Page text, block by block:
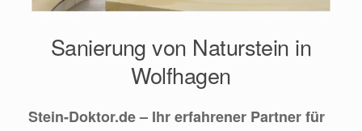
Sanierung von Naturstein in
Wolfhagen
Stein-Doktor.de – Ihr erfahrener Partner für